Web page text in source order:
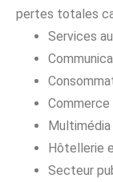
pertes totales
Services
Hôtellerie
Secteur